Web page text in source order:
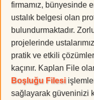
firmamız, bünyesinde
ustalık belgesi olan
bulundurmaktadır.
projelerinde
pratik ve etkili
kaçınır. Kaplan File
Boşluğu Filesi
sağlayarak güveninizi